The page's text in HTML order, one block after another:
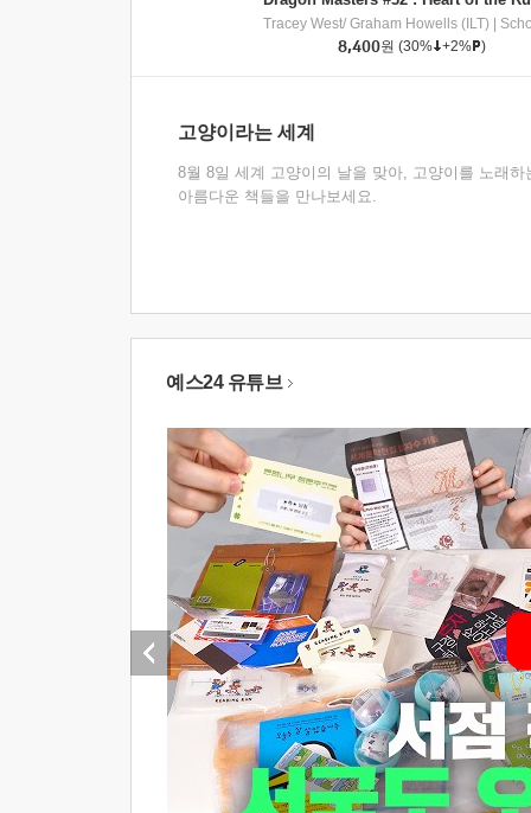
Tracey West/ Graham Howells (ILT)
8,400원 (30% +2% )
고양이라는 세계
8월 8일 세계 고양이의 날을 맞아, 고양이를 노래하
아름다운 책들을 만나보세요.
예스24 유튜브